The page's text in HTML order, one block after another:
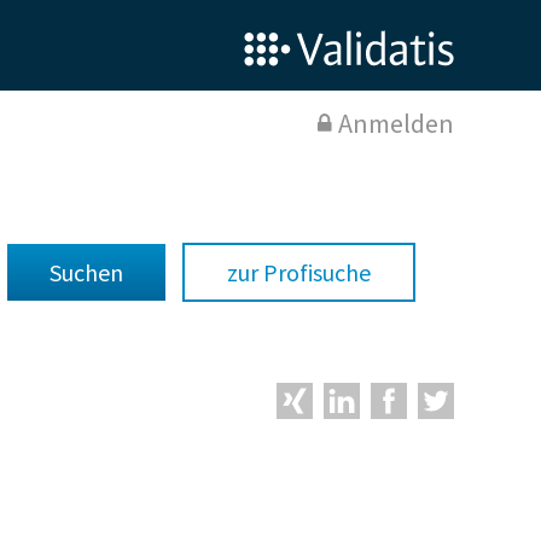
Anmelden
zur Profisuche